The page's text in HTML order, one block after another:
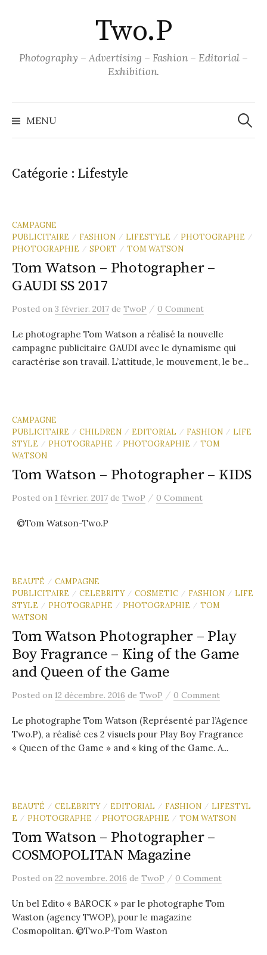
Two.P
Photography – Advertising – Fashion – Editorial –
Exhibition.
MENU
Catégorie : Lifestyle
CAMPAGNE
PUBLICITAIRE
/ FASHION / LIFESTYLE / PHOTOGRAPHE /
PHOTOGRAPHIE / SPORT / TOM WATSON
Tom Watson – Photographer –
GAUDI SS 2017
Posted on 3 février. 2017 de TwoP / 0 Comment
Le photographe Tom Watson a réalisé la nouvelle
campagne publicitaire GAUDI avec le dynamisme qui
caractérise son travail. L’attitude, le mouvement, le be...
CAMPAGNE
PUBLICITAIRE
/ CHILDREN / EDITORIAL / FASHION / LIFE
STYLE
/ PHOTOGRAPHE / PHOTOGRAPHIE / TOM
WATSON
Tom Watson – Photographer – KIDS
Posted on 1 février. 2017 de TwoP / 0 Comment
©Tom Watson-Two.P
BEAUTÉ / CAMPAGNE
PUBLICITAIRE
/ CELEBRITY / COSMETIC / FASHION / LIFE
STYLE
/ PHOTOGRAPHE / PHOTOGRAPHIE / TOM
WATSON
Tom Watson Photographer – Play
Boy Fragrance – King of the Game
and Queen of the Game
Posted on 12 décembre. 2016 de TwoP / 0 Comment
Le photographe Tom Watson (Représenté par l’Agence
Two.P), a réalisé ces 2 visuels pour Play Boy Fragrance
« Queen of the Game » and « king of the Game. A...
BEAUTÉ / CELEBRITY / EDITORIAL / FASHION / LIFESTYL
E
/ PHOTOGRAPHE / PHOTOGRAPHIE / TOM WATSON
Tom Watson – Photographer –
COSMOPOLITAN Magazine
Posted on 22 novembre. 2016 de TwoP / 0 Comment
Un bel Edito « BAROCK » par le photographe Tom
Waston (agency TWOP), pour le magazine
Cosmopolitan. ©Two.P-Tom Waston